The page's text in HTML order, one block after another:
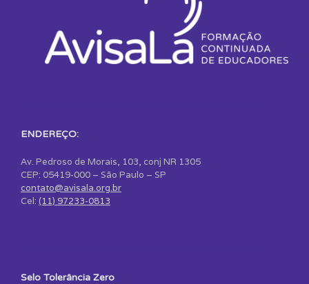
ENDEREÇO:
Av. Pedroso de Morais, 103, conj NR 1305
CEP: 05419-000 – São Paulo – SP
contato@avisala.org.br
Cel: (11) 97233-0813
Selo Tolerância Zero